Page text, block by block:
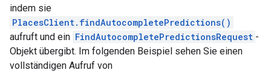
indem sie
PlacesClient.findAutocompletePredictions()
aufruft und ein FindAutocompletePredictionsRequest -
Objekt übergibt. Im folgenden Beispiel sehen Sie einen
vollständigen Aufruf von